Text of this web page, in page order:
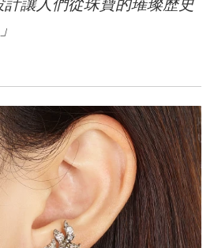
計讓人們從珠寶的璀璨歷史